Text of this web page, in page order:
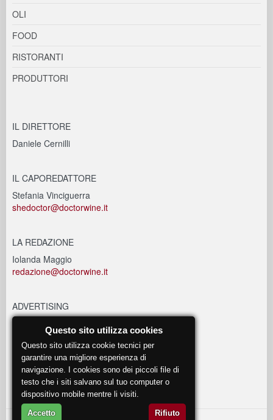
OLI
FOOD
RISTORANTI
PRODUTTORI
IL DIRETTORE
Daniele Cernilli
IL CAPOREDATTORE
Stefania Vinciguerra
shedoctor@doctorwine.it
LA REDAZIONE
Iolanda Maggio
redazione@doctorwine.it
ADVERTISING
EVENTI
eventi@doctorwine.it
Questo sito utilizza cookies
Questo sito utilizza cookie tecnici per
garantire una migliore esperienza di
navigazione. I cookies sono dei piccoli file di
testo che i siti salvano sul tuo computer o
dispositivo mobile mentre li visiti.
Accetto Rifiuto